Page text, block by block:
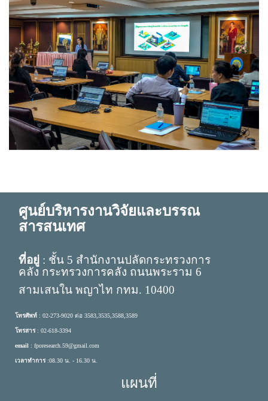
ศูนย์บริหารงานวิจัยและบรรณ
สารสนเทศ
ที่อยู่ : ชั้น 5 สำนักงานปลัดกระทรวงการ
คลัง กระทรวงการคลัง ถนนพระราม 6
สามเสนใน พญาไท กทม. 10400
โทรศัพท์ : 02-273-9020 ต่อ 3583,3535,3588,3589
โทรสาร: 02-618-3394
email : fporesearch.59@gmail.com
เวลาทำการ:08.30 น. - 16.30 น.
แผนที่